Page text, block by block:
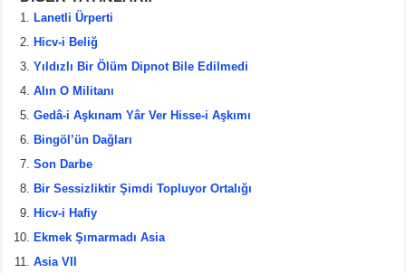
c
e
b
o
o
k
tt
er
st
Lanetli Ürperti
Hicv-i Beliğ
Yıldızlı Bir Ölüm Dipnot Bile Edilmedi
Alın O Militanı
Gedâ-i Aşkınam Yâr Ver Hisse-i Aşkımı
Bingöl’ün Dağları
Son Darbe
Bir Sessizliktir Şimdi Topluyor Ortalığı
Hicv-i Hafiy
Ekmek Şımarmadı Asia
Asia VII